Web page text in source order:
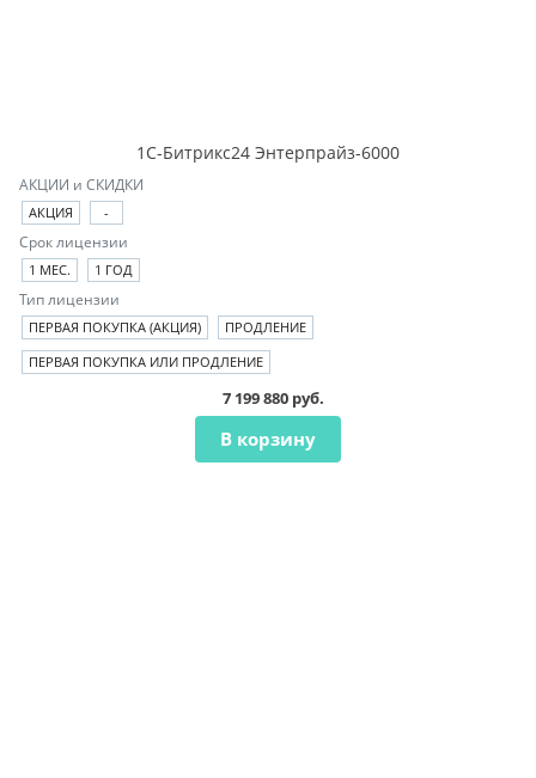
1С-Битрикс24 Энтерпрайз-6000
АКЦИИ и СКИДКИ
АКЦИЯ -
Срок лицензии
1 МЕС. 1 ГОД
Тип лицензии
ПЕРВАЯ ПОКУПКА (АКЦИЯ)
ПРОДЛЕНИЕ
ПЕРВАЯ ПОКУПКА ИЛИ ПРОДЛЕНИЕ
7 199 880 руб.
В корзину